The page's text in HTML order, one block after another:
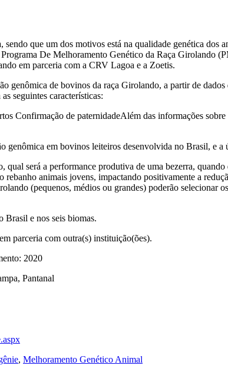
que um dos motivos está na qualidade genética dos
De Melhoramento Genético da Raça Girolando
em parceria com a CRV Lagoa e a Zoetis.
genômica de bovinos da raça Girolando, a partir de
seguintes características:
Confirmação de paternidadeAlém das informações
em bovinos leiteiros desenvolvida no Brasil, e a
qual será a performance produtiva de uma bezerra,
animais jovens, impactando positivamente a
(pequenos, médios ou grandes) poderão selecionar
Brasil e nos seis biomas.
parceria com outra(s) instituição(ões).
2020
Pantanal
, Melhoramento Genético Animal